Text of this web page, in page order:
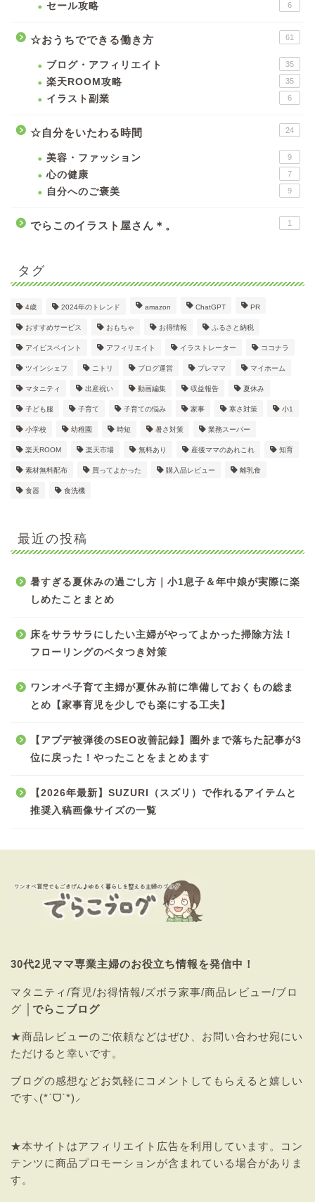
セール攻略 6
☆おうちでできる働き方 61
ブログ・アフィリエイト 35
楽天ROOM攻略 35
イラスト副業 6
☆自分をいたわる時間 24
美容・ファッション 9
心の健康 7
自分へのご褒美 9
でらこのイラスト屋さん＊。 1
タグ
4歳 2024年のトレンド amazon ChatGPT PR
おすすめサービス おもちゃ お得情報 ふるさと納税
アイビスペイント アフィリエイト イラストレーター ココナラ
ツインシェフ ニトリ ブログ運営 プレママ マイホーム
マタニティ 出産祝い 動画編集 収益報告 夏休み
子ども服 子育て 子育ての悩み 家事 寒さ対策 小1
小学校 幼稚園 時短 暑さ対策 業務スーパー
楽天ROOM 楽天市場 無料あり 産後ママのあれこれ 知育
素材無料配布 買ってよかった 購入品レビュー 離乳食
食器 食洗機
最近の投稿
暑すぎる夏休みの過ごし方｜小1息子＆年中娘が実際に楽
しめたことまとめ
床をサラサラにしたい主婦がやってよかった掃除方法！
フローリングのベタつき対策
ワンオペ子育て主婦が夏休み前に準備しておくもの総ま
とめ【家事育児を少しでも楽にする工夫】
【アプデ被弾後のSEO改善記録】圏外まで落ちた記事が3
位に戻った！やったことをまとめます
【2026年最新】SUZURI（スズリ）で作れるアイテムと
推奨入稿画像サイズの一覧
30代2児ママ専業主婦のお役立ち情報を発信中！
マタニティ/育児/お得情報/ズボラ家事/商品レビュー/ブロ
グ │ でらこブログ
★商品レビューのご依頼などはぜひ、 お問い合わせ宛にい
ただけると幸いです。
ブログの感想などお気軽にコメントしてもらえると嬉しい
です⸜(*ˊᗜˋ*)⸝
★本サイトはアフィリエイト広告を利用しています。コン
テンツに商品プロモーションが含まれている場合がありま
す。